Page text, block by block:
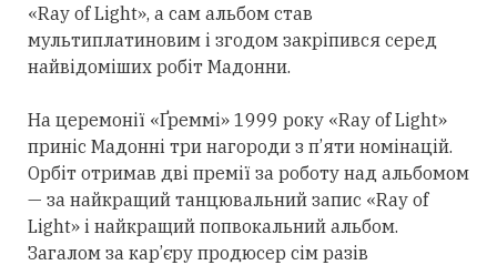
«Ray of Light», а сам альбом став
мультиплатиновим і згодом закріпився серед
найвідоміших робіт Мадонни.
На церемонії «Ґреммі» 1999 року «Ray of Light»
приніс Мадонні три нагороди з п’яти номінацій.
Орбіт отримав дві премії за роботу над альбомом
— за найкращий танцювальний запис «Ray of
Light» і найкращий попвокальний альбом.
Загалом за кар’єру продюсер сім разів